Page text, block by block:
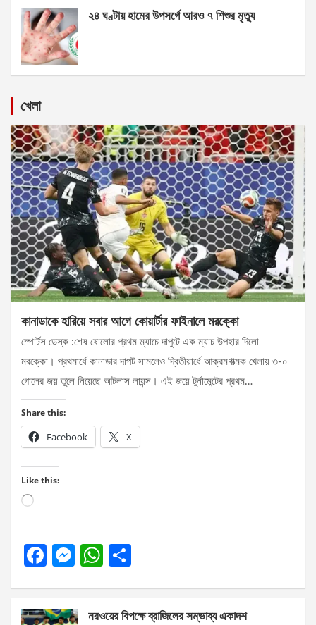
২৪ ঘণ্টায় হামের উপসর্গে আরও ৭ শিশুর মৃত্যু
খেলা
কানাডাকে হারিয়ে সবার আগে কোয়ার্টার ফাইনালে মরক্কো
স্পোর্টস ডেস্ক :শেষ ষোলোর প্রথম ম্যাচে দাপুটে এক ম্যাচ উপহার দিলো
মরক্কো। প্রথমার্ধে কানাডার দাপট সামলেও দ্বিতীয়ার্ধে আক্রমণাত্মক খেলায় ৩-০
গোলের জয় তুলে নিয়েছে আটলাস লায়ন্স। এই জয়ে টুর্নামেন্টের প্রথম…
Share this:
Facebook X
Like this:
Loading…
F
M W
নরওয়ের বিপক্ষে ব্রাজিলের সম্ভাব্য একাদশ